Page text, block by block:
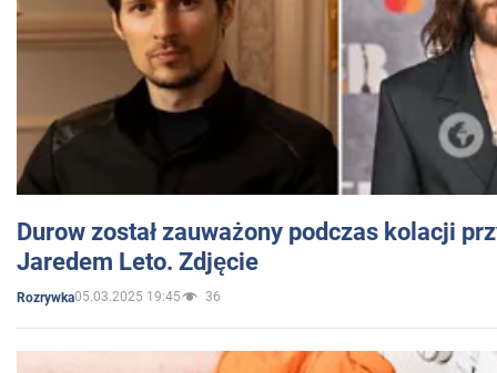
Durow został zauważony podczas kolacji
Jaredem Leto. Zdjęcie
Rozrywka05.03.2025 19:45 36